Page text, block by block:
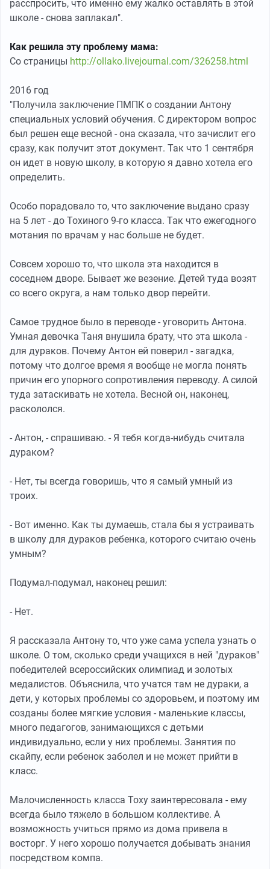
расспросить, что именно ему жалко оставлять в этой
школе - снова заплакал".
Как решила эту проблему мама:
Со страницы http://ollako.livejournal.com/326258.html
2016 год
"Получила заключение ПМПК о создании Антону
специальных условий обучения. С директором вопрос
был решен еще весной - она сказала, что зачислит его
сразу, как получит этот документ. Так что 1 сентября
он идет в новую школу, в которую я давно хотела его
определить.
Особо порадовало то, что заключение выдано сразу
на 5 лет - до Тохиного 9-го класса. Так что ежегодного
мотания по врачам у нас больше не будет.
Совсем хорошо то, что школа эта находится в
соседнем дворе. Бывает же везение. Детей туда возят
со всего округа, а нам только двор перейти.
Самое трудное было в переводе - уговорить Антона.
Умная девочка Таня внушила брату, что эта школа -
для дураков. Почему Антон ей поверил - загадка,
потому что долгое время я вообще не могла понять
причин его упорного сопротивления переводу. А силой
туда затаскивать не хотела. Весной он, наконец,
раскололся.
- Антон, - спрашиваю. - Я тебя когда-нибудь считала
дураком?
- Нет, ты всегда говоришь, что я самый умный из
троих.
- Вот именно. Как ты думаешь, стала бы я устраивать
в школу для дураков ребенка, которого считаю очень
умным?
Подумал-подумал, наконец решил:
- Нет.
Я рассказала Антону то, что уже сама успела узнать о
школе. О том, сколько среди учащихся в ней "дураков"
победителей всероссийских олимпиад и золотых
медалистов. Объяснила, что учатся там не дураки, а
дети, у которых проблемы со здоровьем, и поэтому им
созданы более мягкие условия - маленькие классы,
много педагогов, занимающихся с детьми
индивидуально, если у них проблемы. Занятия по
скайпу, если ребенок заболел и не может прийти в
класс.
Малочисленность класса Тоху заинтересовала - ему
всегда было тяжело в большом коллективе. А
возможность учиться прямо из дома привела в
восторг. У него хорошо получается добывать знания
посредством компа.